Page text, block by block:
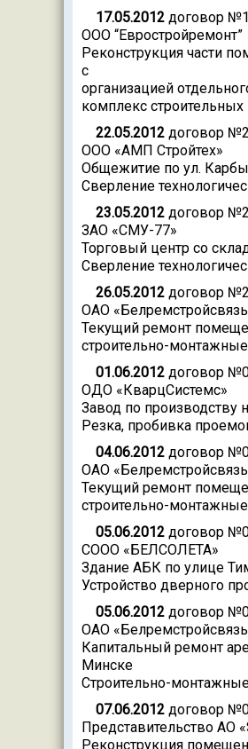
17.05.2012 договор
ООО “Евростройремонт”
Реконструкция части
с
организацией
комплекс
22.05.2012 договор
ООО «АМП Стройтех»
Общежитие по ул.
Сверление
23.05.2012 договор
ЗАО «СМУ-77»
Торговый центр со
Сверление
26.05.2012 договор
ОАО
Текущий ремонт
строительно-
01.06.2012 договор
ОДО «КварцСистемс»
Завод по производству
Резка, пробивка
04.06.2012 договор
ОАО
Текущий ремонт
строительно-
05.06.2012 договор
СООО «БЕЛСОЛЕТА»
Здание АБК по улице
Устройство дверного
05.06.2012 договор
ОАО
Капитальный ремонт
Минске
Строительно-
07.06.2012 договор
Представительство AO
Реконструкция